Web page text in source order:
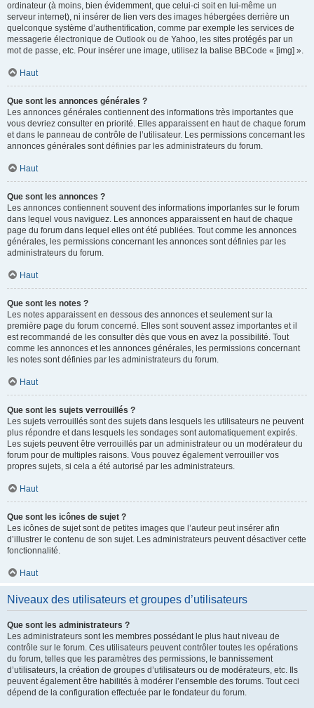
ordinateur (à moins, bien évidemment, que celui-ci soit en lui-même un
serveur internet), ni insérer de lien vers des images hébergées derrière un
quelconque système d’authentification, comme par exemple les services de
messagerie électronique de Outlook ou de Yahoo, les sites protégés par un
mot de passe, etc. Pour insérer une image, utilisez la balise BBCode « [img] ».
Haut
Que sont les annonces générales ?
Les annonces générales contiennent des informations très importantes que
vous devriez consulter en priorité. Elles apparaissent en haut de chaque forum
et dans le panneau de contrôle de l’utilisateur. Les permissions concernant les
annonces générales sont définies par les administrateurs du forum.
Haut
Que sont les annonces ?
Les annonces contiennent souvent des informations importantes sur le forum
dans lequel vous naviguez. Les annonces apparaissent en haut de chaque
page du forum dans lequel elles ont été publiées. Tout comme les annonces
générales, les permissions concernant les annonces sont définies par les
administrateurs du forum.
Haut
Que sont les notes ?
Les notes apparaissent en dessous des annonces et seulement sur la
première page du forum concerné. Elles sont souvent assez importantes et il
est recommandé de les consulter dès que vous en avez la possibilité. Tout
comme les annonces et les annonces générales, les permissions concernant
les notes sont définies par les administrateurs du forum.
Haut
Que sont les sujets verrouillés ?
Les sujets verrouillés sont des sujets dans lesquels les utilisateurs ne peuvent
plus répondre et dans lesquels les sondages sont automatiquement expirés.
Les sujets peuvent être verrouillés par un administrateur ou un modérateur du
forum pour de multiples raisons. Vous pouvez également verrouiller vos
propres sujets, si cela a été autorisé par les administrateurs.
Haut
Que sont les icônes de sujet ?
Les icônes de sujet sont de petites images que l’auteur peut insérer afin
d’illustrer le contenu de son sujet. Les administrateurs peuvent désactiver cette
fonctionnalité.
Haut
Niveaux des utilisateurs et groupes d’utilisateurs
Que sont les administrateurs ?
Les administrateurs sont les membres possédant le plus haut niveau de
contrôle sur le forum. Ces utilisateurs peuvent contrôler toutes les opérations
du forum, telles que les paramètres des permissions, le bannissement
d’utilisateurs, la création de groupes d’utilisateurs ou de modérateurs, etc. Ils
peuvent également être habilités à modérer l’ensemble des forums. Tout ceci
dépend de la configuration effectuée par le fondateur du forum.